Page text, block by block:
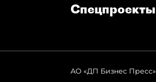
Спец­проекты
АО «ДП Бизнес Пресс»